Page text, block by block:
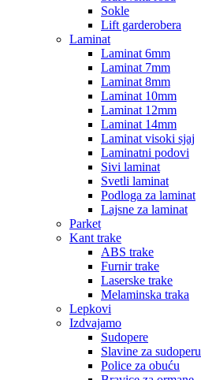
Sokle
Lift garderobera
Laminat
Laminat 6mm
Laminat 7mm
Laminat 8mm
Laminat 10mm
Laminat 12mm
Laminat 14mm
Laminat visoki sjaj
Laminatni podovi
Sivi laminat
Svetli laminat
Podloga za laminat
Lajsne za laminat
Parket
Kant trake
ABS trake
Furnir trake
Laserske trake
Melaminska traka
Lepkovi
Izdvajamo
Sudopere
Slavine za sudoperu
Police za obuću